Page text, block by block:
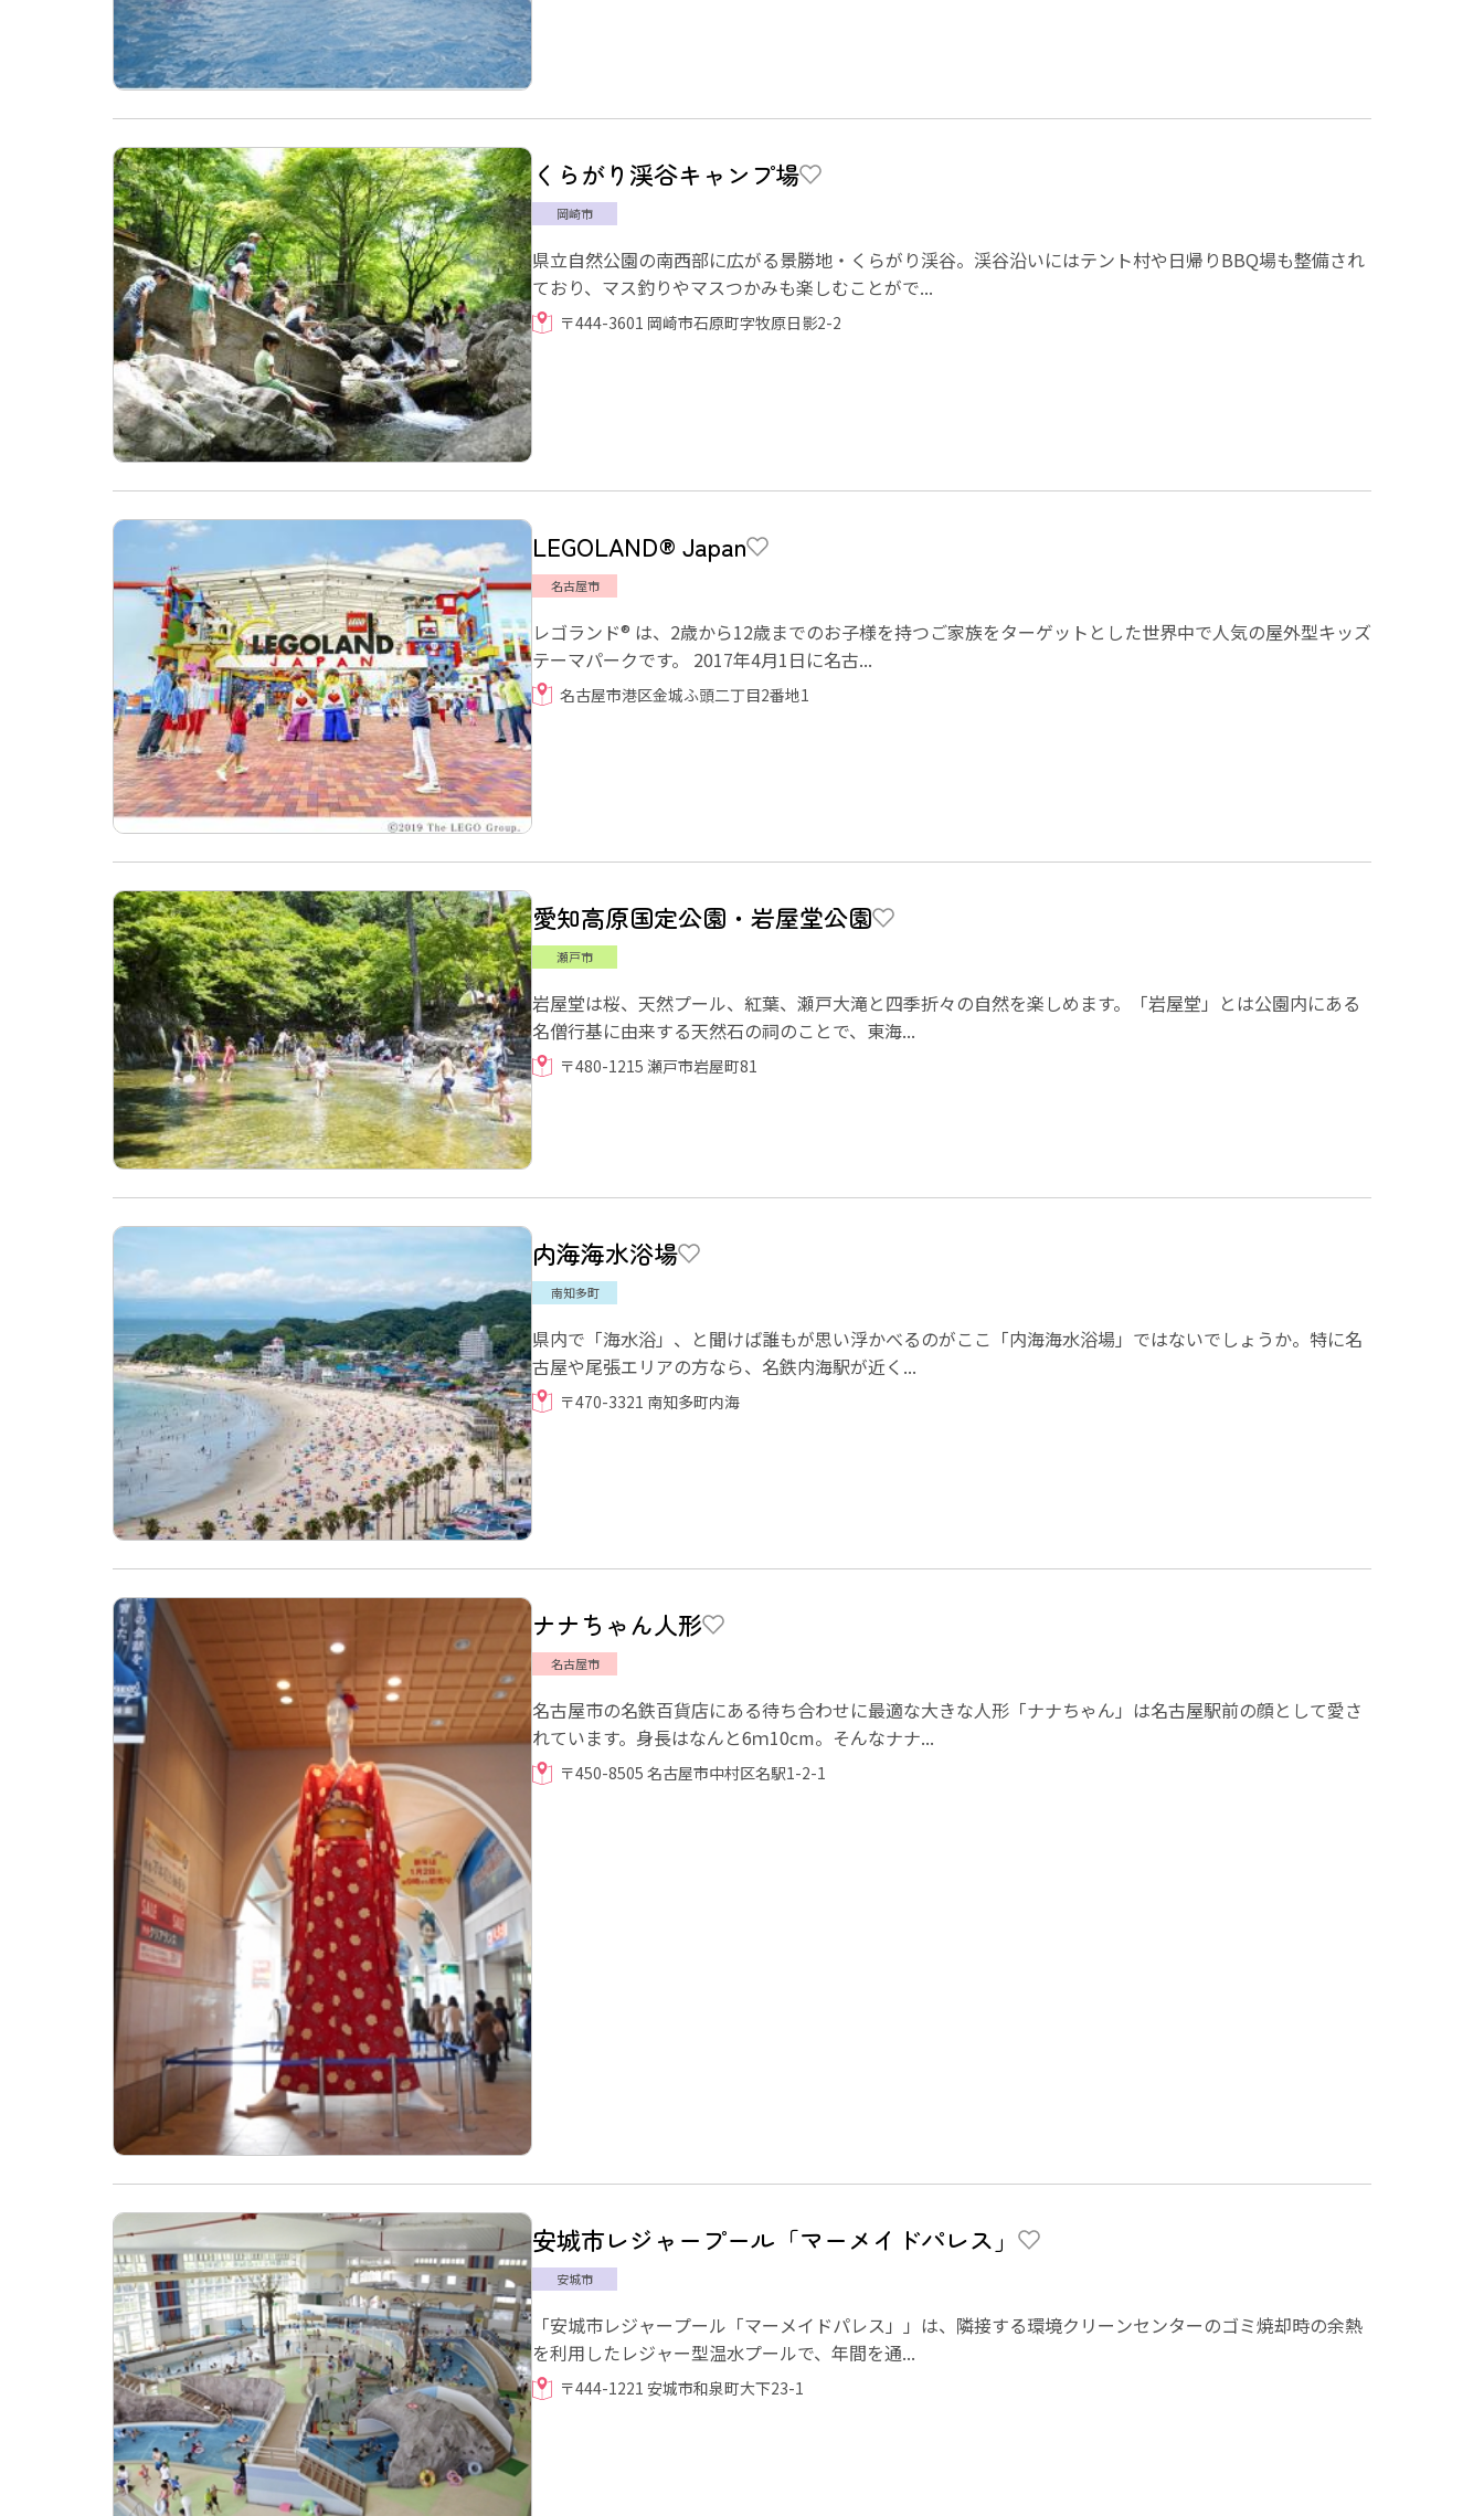
くらがり渓谷キャンプ場
岡崎市
県立自然公園の南西部に広がる景勝地・くらがり渓谷。渓谷沿いにはテント村や日帰りBBQ場も整備され
ており、マス釣りやマスつかみも楽しむことがで...
〒444-3601 岡崎市石原町字牧原日影2-2
LEGOLAND® Japan
名古屋市
レゴランド® は、2歳から12歳までのお子様を持つご家族をターゲットとした世界中で人気の屋外型キッズ
テーマパークです。 2017年4月1日に名古...
名古屋市港区金城ふ頭二丁目2番地1
愛知高原国定公園・岩屋堂公園
瀬戸市
岩屋堂は桜、天然プール、紅葉、瀬戸大滝と四季折々の自然を楽しめます。「岩屋堂」とは公園内にある
名僧行基に由来する天然石の祠のことで、東海...
〒480-1215 瀬戸市岩屋町81
内海海水浴場
南知多町
県内で「海水浴」、と聞けば誰もが思い浮かべるのがここ「内海海水浴場」ではないでしょうか。特に名
古屋や尾張エリアの方なら、名鉄内海駅が近く...
〒470-3321 南知多町内海
ナナちゃん人形
名古屋市
名古屋市の名鉄百貨店にある待ち合わせに最適な大きな人形「ナナちゃん」は名古屋駅前の顔として愛さ
れています。身長はなんと6ｍ10cm。そんなナナ...
〒450-8505 名古屋市中村区名駅1-2-1
安城市レジャープール「マーメイドパレス」
安城市
「安城市レジャープール「マーメイドパレス」」は、隣接する環境クリーンセンターのゴミ焼却時の余熱
を利用したレジャー型温水プールで、年間を通...
〒444-1221 安城市和泉町大下23-1